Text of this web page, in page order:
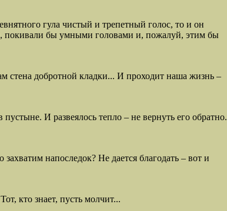
гула чистый и трепетный голос, то и он
покивали бы умными головами и, пожалуй, этим бы
стена добротной кладки... И проходит наша жизнь –
И развеялось тепло – не вернуть его обратно.
напоследок? Не дается благодать – вот и
кто знает, пусть молчит...